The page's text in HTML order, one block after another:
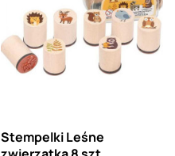
Stempelki Leśne